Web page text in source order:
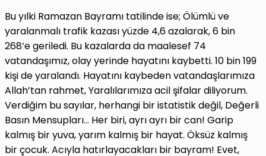
Bu yılki Ramazan Bayramı tatilinde ise; Ölümlü ve
yaralanmalı trafik kazası yüzde 4,6 azalarak, 6 bin
268’e geriledi. Bu kazalarda da maalesef 74
vatandaşımız, olay yerinde hayatını kaybetti. 10 bin 199
kişi de yaralandı. Hayatını kaybeden vatandaşlarımıza
Allah’tan rahmet, Yaralılarımıza acil şifalar diliyorum.
Verdiğim bu sayılar, herhangi bir istatistik değil, Değerli
Basın Mensupları… Her biri, ayrı ayrı bir can! Garip
kalmış bir yuva, yarım kalmış bir hayat. Öksüz kalmış
bir çocuk. Acıyla hatırlayacakları bir bayram! Evet,